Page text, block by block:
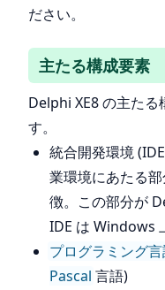
ださい。
主たる構成要素
Delphi XE8 の主た
す。
統合開発環境
業環境にあたる
徴。この部分が
IDE は Windows
プログラミング
Pascal 言語)